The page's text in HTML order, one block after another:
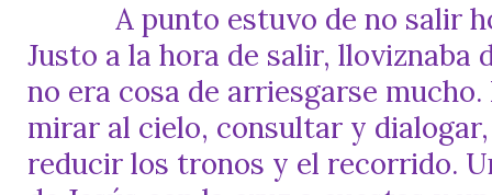
A punto estuvo de no salir
Justo a la hora de salir, lloviznaba
no era cosa de arriesgarse mucho.
mirar al cielo, consultar y
reducir los tronos y el recorrido.